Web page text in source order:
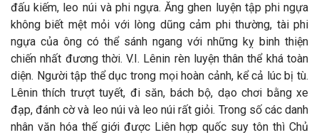
đấu kiếm, leo núi và phi ngựa. Ăng ghen luyện tập phi ngựa
không biết mệt mỏi với lòng dũng cảm phi thường, tài phi
ngựa của ông có thể sánh ngang với những kỵ binh thiện
chiến nhất đương thời. V.I. Lênin rèn luyện thân thể khá toàn
diện. Người tập thể dục trong mọi hoàn cảnh, kể cả lúc bị tù.
Lênin thích trượt tuyết, đi săn, bách bộ, dạo chơi bằng xe
đạp, đánh cờ và leo núi và leo núi rất giỏi. Trong số các danh
nhân văn hóa thế giới được Liên hợp quốc suy tôn thì Chủ